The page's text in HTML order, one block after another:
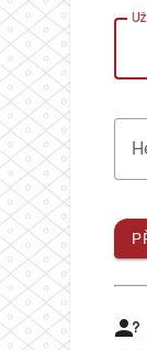
U
H